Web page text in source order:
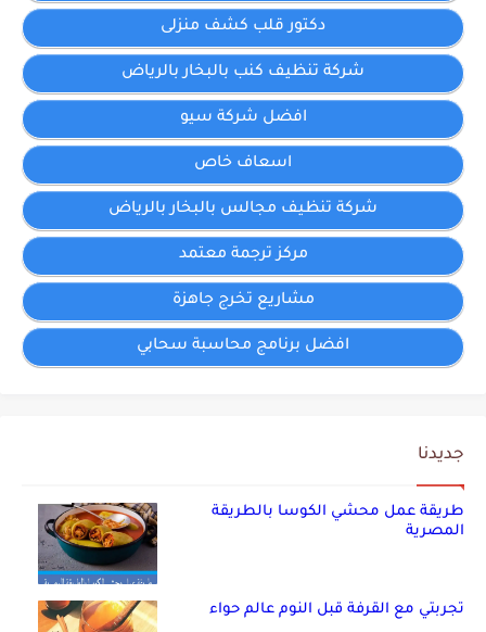
دكتور قلب كشف منزلى
شركة تنظيف كنب بالبخار بالرياض
افضل شركة سيو
اسعاف خاص
شركة تنظيف مجالس بالبخار بالرياض
مركز ترجمة معتمد
مشاريع تخرج جاهزة
افضل برنامج محاسبة سحابي
جديدنا
طريقة عمل محشي الكوسا بالطريقة
المصرية
تجربتي مع القرفة قبل النوم عالم حواء